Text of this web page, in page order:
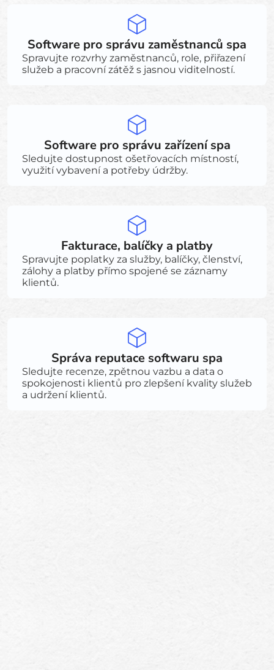
Software pro správu zaměstnanců spa
Spravujte rozvrhy zaměstnanců, role, přiřazení
služeb a pracovní zátěž s jasnou viditelností.
Software pro správu zařízení spa
Sledujte dostupnost ošetřovacích místností,
využití vybavení a potřeby údržby.
Fakturace, balíčky a platby
Spravujte poplatky za služby, balíčky, členství,
zálohy a platby přímo spojené se záznamy
klientů.
Správa reputace softwaru spa
Sledujte recenze, zpětnou vazbu a data o
spokojenosti klientů pro zlepšení kvality služeb
a udržení klientů.